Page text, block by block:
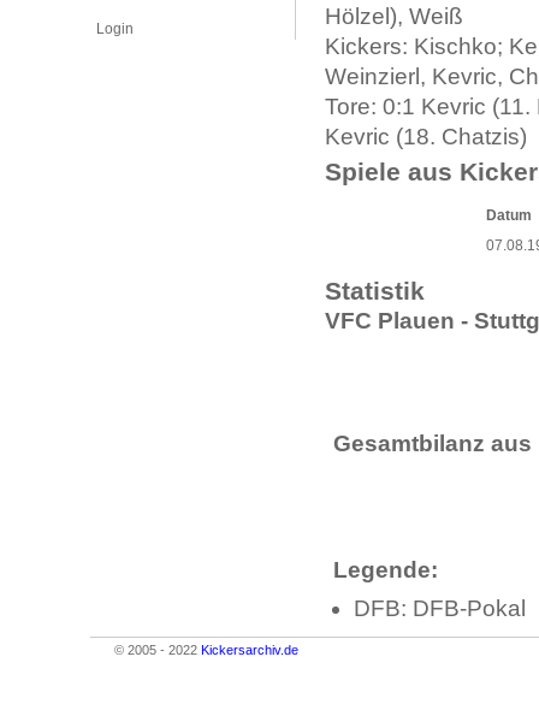
Login
Hölzel), Weiß
Kickers: Kischko;
Weinzierl, Kevric,
Tore: 0:1 Kevric
Kevric (18. Chatzis)
Spiele aus
Datum
Statistik
VFC Plauen -
Gesamtbilanz
Legende:
DFB: DFB-Pokal
© 2005 - 2022 Kickersarchiv.de